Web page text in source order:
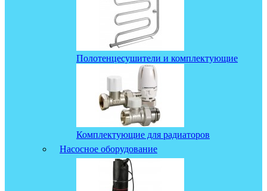
Полотенцесушители и комплектующие
Комплектующие для радиаторов
Насосное оборудование